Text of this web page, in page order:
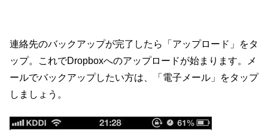
連絡先のバックアップが完了したら「アップロード」をタ
ップ。これでDropboxへのアップロードが始まります。メ
ールでバックアップしたい方は、「電子メール」をタップ
しましょう。